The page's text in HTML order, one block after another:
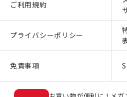
ご利用規約
プライバシーポリシー
免責事項